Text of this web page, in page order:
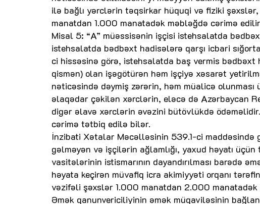
ilə bağlı yərclərin təqsirkar hüquqi və fiziki
manatdan 1.000 manatadək məbləğdə cərimə
Misal 5: “A” müəssisənin işçisi istehsalatda
istehsalatda bədbəxt hadisələrə qarşı icbari
ci hissəsinə görə, istehsalatda baş vermis
qismən) olan işəgötürən həm işçiyə xəsarət
nəticəsində dəymiş zərərin, həm müalicə
əlaqədar çəkilən xərclərin, eləcə də Azərbaycan
digər əlavə xərclərin əvəzini bütövlükdə
cərimə tətbiq edilə bilər.
İnzibati Xətalar Məcəlləsinin 539.1-ci
gəlməyən və işçilərin ağlamlığı, yaxud həyatı
vasitələrinin istismarının dayandırılması barədə
həyata keçirən müvafiq icra akimiyyəti orqanı
vəzifəli şəxslər 1.000 manatdan 2.000
Əmək qanunvericiliyinin əmək müqaviləsinin